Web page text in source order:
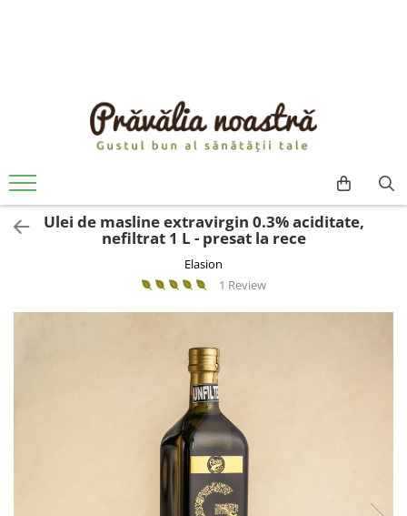
ULEIURI ȘI UNTURI
MĂSLINE
NUCI ȘI SEMINȚE
FRUCTE DESHIDRATATE
ÎNDULCITORI NATURALI / MIERE
CREME ȘI PASTE TARTINABILE
Ulei de masline extravirgin 0.3% aciditate,
nefiltrat 1 L - presat la rece
Elasion
1 Review